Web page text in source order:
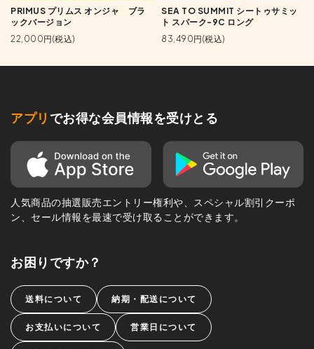
PRIMUS プリムス オンジャ ブラ
ックバージョン
22,000円(税込)
SEA TO SUMMIT シートゥサミッ
ト スパーク-9C ロング
83,490円(税込)
アプリ でお得な会員情報を受けとる
人気商品の抽選販売エントリー権利や、スペシャル割引クーポ
ン、セール情報を最速で受け取ることができます。
お困りですか？
送料について 納期・配送について
お支払いについて 営業日について